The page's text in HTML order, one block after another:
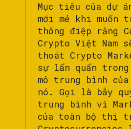
Mục tiêu của dự
mới mẻ khi muốn
thông điệp rằng
Crypto Việt Nam
thoát Crypto
sự lẩn quẩn trong
mô trung bình
nó. Gọi là bẫy
trung bình vì
của toàn bộ thị